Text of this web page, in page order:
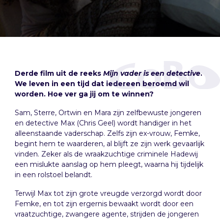
Derde film uit de reeks Mijn vader is een detective.
We leven in een tijd dat iedereen beroemd wil
worden. Hoe ver ga jij om te winnen?
Sam, Sterre, Ortwin en Mara zijn zelfbewuste jongeren
en detective Max (Chris Geel) wordt handiger in het
alleenstaande vaderschap. Zelfs zijn ex-vrouw, Femke,
begint hem te waarderen, al blijft ze zijn werk gevaarlijk
vinden. Zeker als de wraakzuchtige criminele Hadewij
een mislukte aanslag op hem pleegt, waarna hij tijdelijk
in een rolstoel belandt.
Terwijl Max tot zijn grote vreugde verzorgd wordt door
Femke, en tot zijn ergernis bewaakt wordt door een
vraatzuchtige, zwangere agente, strijden de jongeren